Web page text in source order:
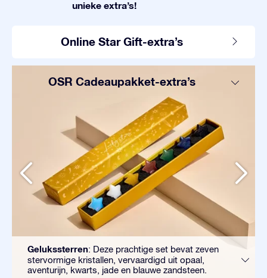
unieke extra’s!
Online Star Gift-extra’s
OSR Cadeaupakket-extra’s
Gelukssterren: Deze prachtige set bevat zeven
stervormige kristallen, vervaardigd uit opaal,
aventurijn, kwarts, jade en blauwe zandsteen.